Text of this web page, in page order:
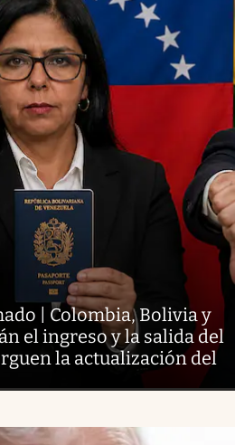
| Colombia, Bolivia y
el ingreso y la salida del
la actualización del